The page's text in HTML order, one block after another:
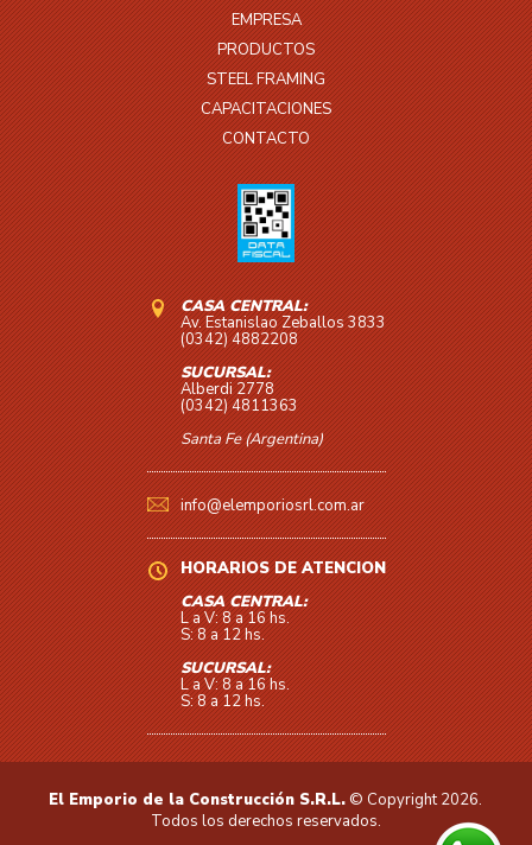
EMPRESA
PRODUCTOS
STEEL FRAMING
CAPACITACIONES
CONTACTO
CASA CENTRAL:
Av. Estanislao Zeballos 3833
(0342) 4882208
SUCURSAL:
Alberdi 2778
(0342) 4811363
Santa Fe (Argentina)
info@elemporiosrl.com.ar
HORARIOS DE ATENCIÓN
CASA CENTRAL:
L a V: 8 a 16 hs.
S: 8 a 12 hs.
SUCURSAL:
L a V: 8 a 16 hs.
S: 8 a 12 hs.
El Emporio de la Construcción S.R.L. © Copyright 2026.
Todos los derechos reservados.